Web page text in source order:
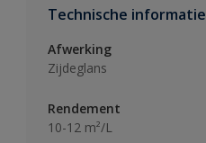
Technische informatie
Afwerking
Zijdeglans
Rendement
10-12 m²/L